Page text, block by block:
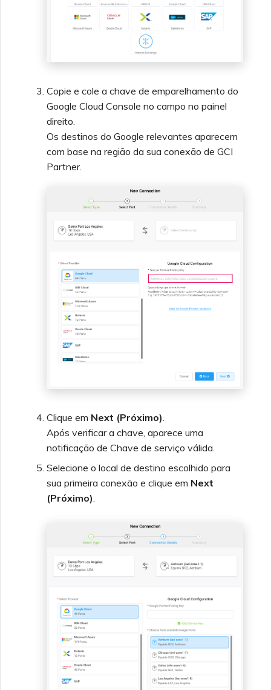
Copie e cole a chave de emparelhamento do
Google Cloud Console no campo no painel
direito.
Os destinos do Google relevantes aparecem
com base na região da sua conexão de GCI
Partner.
Clique em Next (Próximo)
Após verificar a chave, aparece uma
notificação de Chave de serviço válida.
Selecione o local de destino escolhido para
sua primeira conexão e clique em Next
(Próximo)